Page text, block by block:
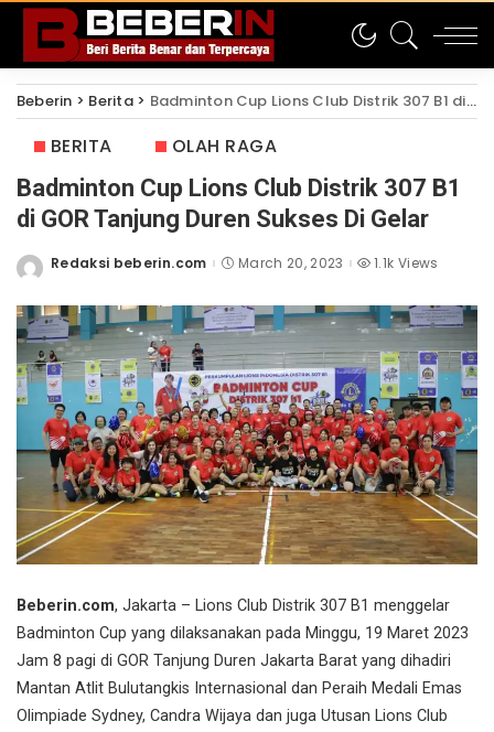
Beberin > Berita> Badminton Cup Lions Club Distrik 307 B1 di GOR Tanjung Duren Sukses Di Gelar
BERITA OLAH RAGA
Badminton Cup Lions Club Distrik 307 B1
di GOR Tanjung Duren Sukses Di Gelar
Posted
Redaksi beberin.com March 20, 2023 1.1k Views
Beberin.com, Jakarta – Lions Club Distrik 307 B1 menggelar
Badminton Cup yang dilaksanakan pada Minggu, 19 Maret 2023
Jam 8 pagi di GOR Tanjung Duren Jakarta Barat yang dihadiri
Mantan Atlit Bulutangkis Internasional dan Peraih Medali Emas
Olimpiade Sydney, Candra Wijaya dan juga Utusan Lions Club